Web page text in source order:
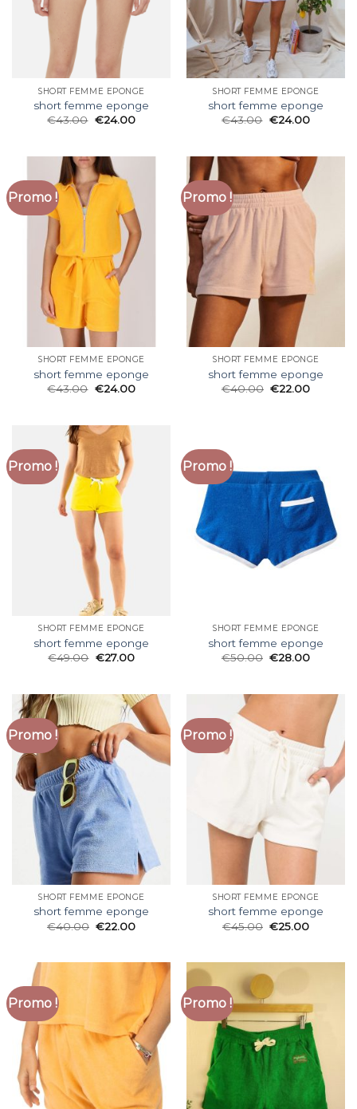
SHORT FEMME EPONGE
short femme eponge
€43.00 €24.00
SHORT FEMME EPONGE
short femme eponge
€43.00 €24.00
Promo !
SHORT FEMME EPONGE
short femme eponge
€43.00 €24.00
Promo !
SHORT FEMME EPONGE
short femme eponge
€40.00 €22.00
Promo !
SHORT FEMME EPONGE
short femme eponge
€49.00 €27.00
Promo !
SHORT FEMME EPONGE
short femme eponge
€50.00 €28.00
Promo !
SHORT FEMME EPONGE
short femme eponge
€40.00 €22.00
Promo !
SHORT FEMME EPONGE
short femme eponge
€45.00 €25.00
Promo ! Promo !